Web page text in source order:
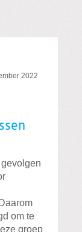
2022
om te
groep